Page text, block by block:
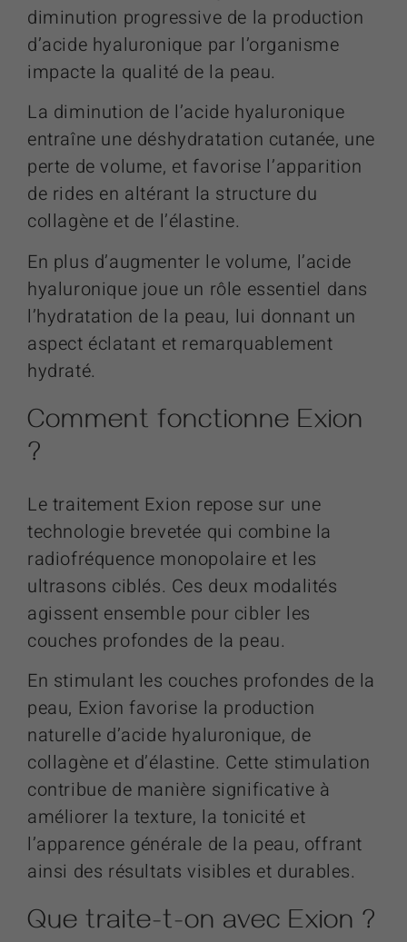
diminution progressive de la production
d’acide hyaluronique par l’organisme
impacte la qualité de la peau.
La diminution de l’acide hyaluronique
entraîne une déshydratation cutanée, une
perte de volume, et favorise l’apparition
de rides en altérant la structure du
collagène et de l’élastine.
En plus d’augmenter le volume, l’acide
hyaluronique joue un rôle essentiel dans
l’hydratation de la peau, lui donnant un
aspect éclatant et remarquablement
hydraté.
Comment fonctionne Exion
?
Le traitement Exion repose sur une
technologie brevetée qui combine la
radiofréquence monopolaire et les
ultrasons ciblés. Ces deux modalités
agissent ensemble pour cibler les
couches profondes de la peau.
En stimulant les couches profondes de la
peau, Exion favorise la production
naturelle d’acide hyaluronique, de
collagène et d’élastine. Cette stimulation
contribue de manière significative à
améliorer la texture, la tonicité et
l’apparence générale de la peau, offrant
ainsi des résultats visibles et durables.
Que traite-t-on avec Exion ?